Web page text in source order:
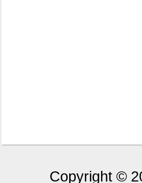
Copyright ©